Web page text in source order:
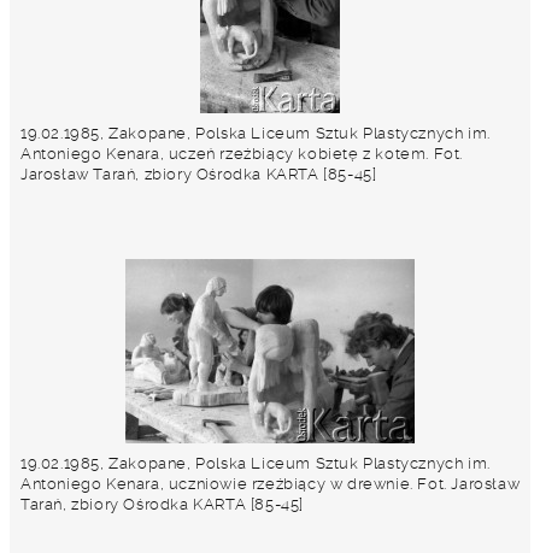
19.02.1985, Zakopane, Polska Liceum Sztuk Plastycznych im.
Antoniego Kenara, uczeń rzeźbiący kobietę z kotem. Fot.
Jarosław Tarań, zbiory Ośrodka KARTA [85-45]
19.02.1985, Zakopane, Polska Liceum Sztuk Plastycznych im.
Antoniego Kenara, uczniowie rzeźbiący w drewnie. Fot. Jarosław
Tarań, zbiory Ośrodka KARTA [85-45]